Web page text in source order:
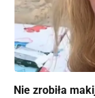
Nie zrobiła